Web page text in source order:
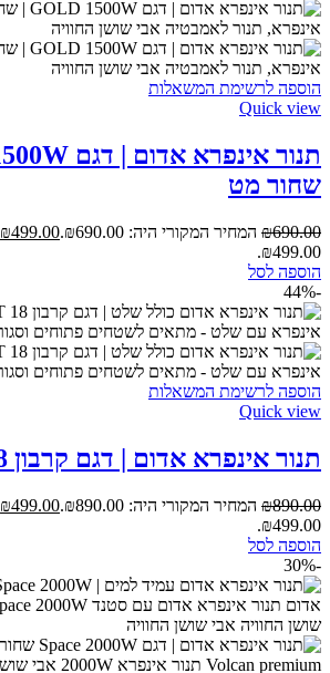
הוספה לרשימת המשאלות
Quick view
שחור מט
₪690.00 המחיר המקורי היה: ₪690.00. ₪499.00
₪499.00.
הוספה לסל
-44%
הוספה לרשימת המשאלות
Quick view
תנור אינפרא אדום | דגם קרבון HEAT 18
₪890.00 המחיר המקורי היה: ₪890.00. ₪499.00
₪499.00.
הוספה לסל
-30%